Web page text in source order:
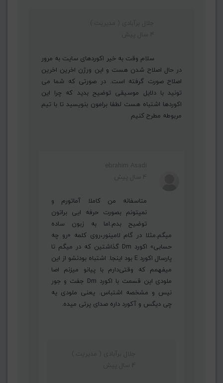
سلام وقت به خیر اکوردهای سایت به مرور
در حال اصلاح شدن هست و این ورژن اخرین اخرین
اصلاح صورت گرفته است. در صورتی که شما می
تونید با دلایل موسیقی توضیح بدید که چرا این
اکوردها اشتباه هست لطفا برامون بنویسید تا با تیم
مربوطه مطرح کنیم
متاسفانه من کاملا آماتورم و
نمیتونم بصورت حرفه ایی براتون
توضیح بدم.اما به زبون ساده
میگم.مثلا در گام لامینور،روی کلمه «رو چه
حسابی» اکورد Dm گذاشتین که در میگم تا
پارسال اکورد E بود اینجا. اشتباه بودنشو از این
میفهمم که وقتی‌دارم با پیانو میزنم اصا
ملودی این قسمت با اکورد Dm جفت و جور
نیس و مشخصه اشتباس. یعنی ملودی یه
چی دیگس و آکورد داره صدای پرتی میده.